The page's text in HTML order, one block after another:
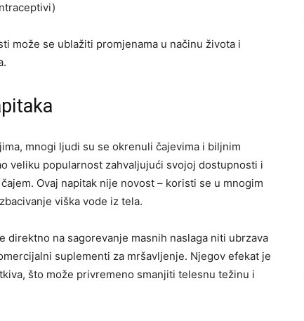
može se ublažiti promjenama u načinu života i
mnogi ljudi su se okrenuli čajevima i biljnim
veliku popularnost zahvaljujući svojoj dostupnosti i
Ovaj napitak nije novost – koristi se u mnogim
viška vode iz tela.
direktno na sagorevanje masnih naslaga niti ubrzava
suplementi za mršavljenje. Njegov efekat je
što može privremeno smanjiti telesnu težinu i